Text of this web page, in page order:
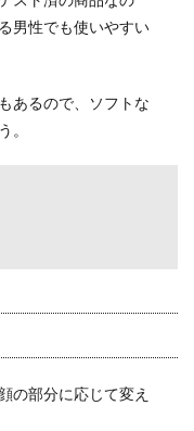
男性でも使いやすい
あるので、ソフトな
。
の部分に応じて変え